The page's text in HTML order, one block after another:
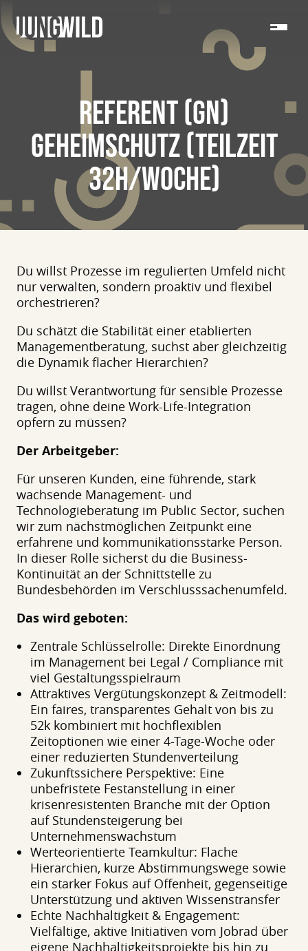
REFERENT (GN)
GEHEIMSCHUTZ (TEILZEIT
32H/WOCHE)
Du willst Prozesse im regulierten Umfeld nicht
nur verwalten, sondern proaktiv und flexibel
orchestrieren?
Du schätzt die Stabilität einer etablierten
Managementberatung, suchst aber gleichzeitig
die Dynamik flacher Hierarchien?
Du willst Verantwortung für sensible Prozesse
tragen, ohne deine Work-Life-Integration
opfern zu müssen?
Der Arbeitgeber:
Für unseren Kunden, eine führende, stark
wachsende Management- und
Technologieberatung im Public Sector, suchen
wir zum nächstmöglichen Zeitpunkt eine
erfahrene und kommunikationsstarke Person.
In dieser Rolle sicherst du die Business-
Kontinuität an der Schnittstelle zu
Bundesbehörden im Verschlusssachenumfeld.
Das wird geboten:
Zentrale Schlüsselrolle: Direkte Einordnung
im Management bei Legal / Compliance mit
viel Gestaltungsspielraum
Attraktives Vergütungskonzept & Zeitmodell:
Ein faires, transparentes Gehalt von bis zu
52k kombiniert mit hochflexiblen
Zeitoptionen wie einer 4-Tage-Woche oder
einer reduzierten Stundenverteilung
Zukunftssichere Perspektive: Eine
unbefristete Festanstellung in einer
krisenresistenten Branche mit der Option
auf Stundensteigerung bei
Unternehmenswachstum
Werteorientierte Teamkultur: Flache
Hierarchien, kurze Abstimmungswege sowie
ein starker Fokus auf Offenheit, gegenseitige
Unterstützung und aktiven Wissenstransfer
Echte Nachhaltigkeit & Engagement:
Vielfältige, aktive Initiativen vom Jobrad über
eigene Nachhaltigkeitsprojekte bis hin zu